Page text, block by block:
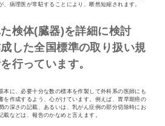
病理医が常駐することにより、断然短縮されます。
検体(臓器)を詳細に検討
した全国標準の取り扱い規
行っています。
本に、必要十分な数の標本を作製して外科系の医師にも
を作成するよう、心がけています。例えば、胃早期癌の
の深さの記載、あるいは、乳がん症例の部分切除時にお
などは、報告のかなめと言えます。